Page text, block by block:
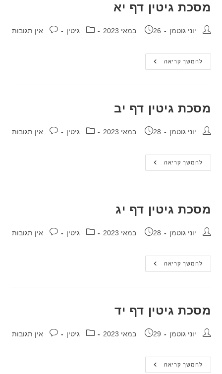
מסכת גיטין דף יא
מחבר:יוני גוטמן פורסם:
26 במאי 2023 קטגוריה:
גיטין תגובות:אין תגובות
להמשך קריאהמסכת
גיטין
מסכת גיטין דף יב
מחבר:יוני גוטמן פורסם:
28 במאי 2023 קטגוריה:
גיטין תגובות:אין תגובות
להמשך קריאהמסכת
גיטין
מסכת גיטין דף יג
מחבר:יוני גוטמן פורסם:
28 במאי 2023 קטגוריה:
גיטין תגובות:אין תגובות
להמשך קריאהמסכת
גיטין
מסכת גיטין דף יד
מחבר:יוני גוטמן פורסם:
29 במאי 2023 קטגוריה:
גיטין תגובות:אין תגובות
להמשך קריאהמסכת
גיטין